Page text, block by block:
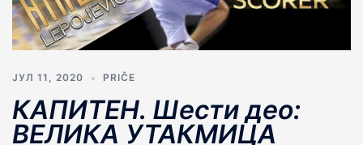
ЈУЛ 11, 2020 PRIČE
КАПИТЕН. Шести део:
ВЕЛИКА УТАКМИЦА